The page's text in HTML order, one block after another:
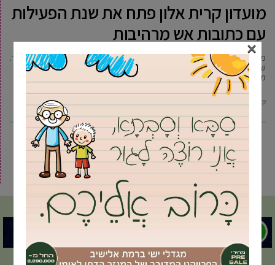
מועדון קרית אלון פתח את שנת הפעילות
עם כתובות אש מרהיבות
מועדון קרית אלון פתח אתמול בערב את שנת הפעילות בטקס אש מרשים במיוחד.
שנת הפעילות נפתחה תחת הנושא “זיכרון שעולה בי שוב”. הטקס נפתח במצעד
מרשים
קרא עוד ←
1
2
×